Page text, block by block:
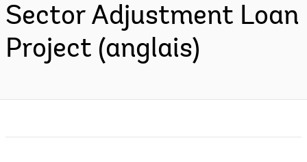
Sector Adjustment Loan
Project (anglais)